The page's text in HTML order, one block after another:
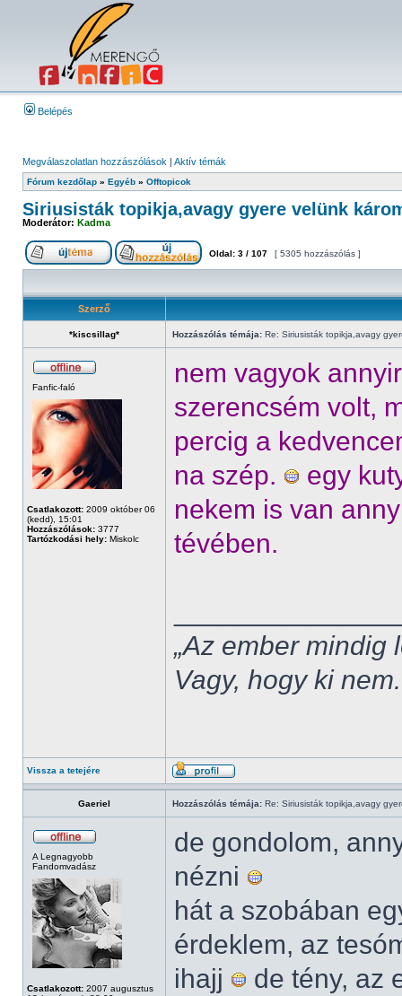
Belépés
Megválaszolatlan hozzászólások | Aktív témák
Fórum kezdőlap » Egyéb » Offtopicok
Siriusisták topikja,avagy gyere velünk
Moderátor: Kadma
Oldal: 3 / 107 [ 5305 hozzászólás ]
Szerző
*kiscsillag* Hozzászólás témája: Re: Siriusisták topikja,avagy
Fanfic-faló
Csatlakozott: 2009 október 06
(kedd), 15:01
Hozzászólások: 3777
Tartózkodási hely: Miskolc
nem vagyok
szerencsém volt,
percig a
na szép.
egy
nekem is van
tévében.
„Az ember mindig
Vagy, hogy ki
Vissza a tetejére
Gaeriel Hozzászólás témája: Re: Siriusisták topikja,avagy
A Legnagyobb
Fandomvadász
Csatlakozott: 2007 augusztus
de gondolom,
nézni
hát a szobában
érdeklem, az
ihajj
de tény, az